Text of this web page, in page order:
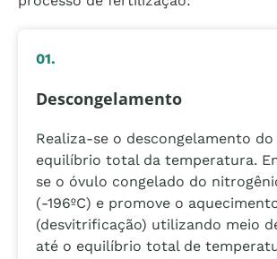
01.
Descongelamento
Realiza-se o descongelamento
equilíbrio total da temperatura.
se o óvulo congelado do
(-196ºC) e promove o
(desvitrificação) utilizando meio
até o equilíbrio total de